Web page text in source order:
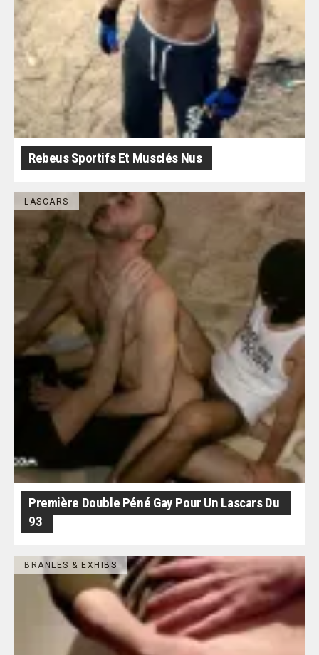
Rebeus Sportifs Et Musclés Nus
LASCARS
Première Double Péné Gay Pour Un Lascars Du
93
BRANLES & EXHIBS